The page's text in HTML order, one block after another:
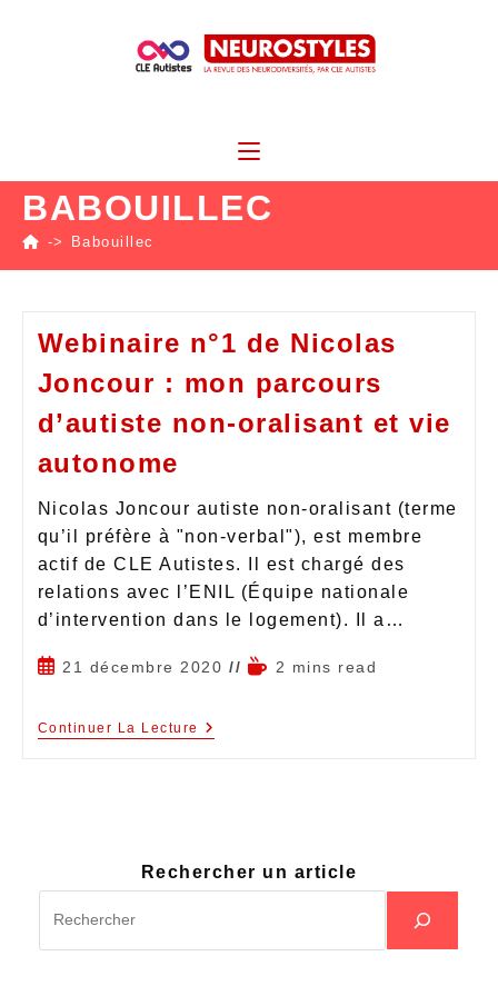
BABOUILLEC
-> Babouillec
Webinaire n°1 de Nicolas
Joncour : mon parcours
d’autiste non-oralisant et vie
autonome
Nicolas Joncour autiste non-oralisant (terme
qu’il préfère à "non-verbal"), est membre
actif de CLE Autistes. Il est chargé des
relations avec l’ENIL (Équipe nationale
d’intervention dans le logement). Il a…
21 décembre 2020 2 mins read
Continuer La Lecture
Rechercher un article